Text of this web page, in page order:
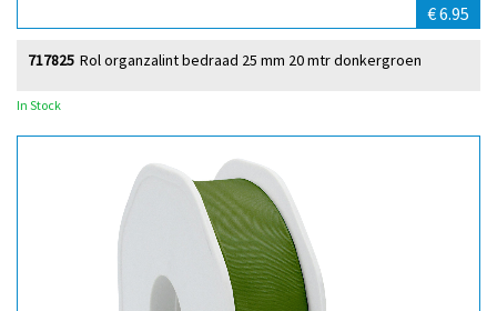
€ 6.95
Rol organzalint bedraad 25 mm 20 mtr donkergroen
717825
In Stock